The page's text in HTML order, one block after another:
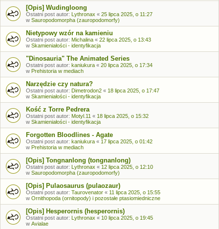
[Opis] Wudingloong
Ostatni post autor: Lythronax « 25 lipca 2025, o 11:27
w Sauropodomorpha (zauropodomorfy)
Nietypowy wzór na kamieniu
Ostatni post autor: Michalina « 22 lipca 2025, o 13:43
w Skamieniałości - identyfikacja
"Dinosauria" The Animated Series
Ostatni post autor: kaniukura « 20 lipca 2025, o 17:34
w Prehistoria w mediach
Narzędzie czy natura?
Ostatni post autor: Dimetrodon2 « 18 lipca 2025, o 17:47
w Skamieniałości - identyfikacja
Kość z Torre Pedrera
Ostatni post autor: Motyl.11 « 18 lipca 2025, o 15:32
w Skamieniałości - identyfikacja
Forgotten Bloodlines - Agate
Ostatni post autor: kaniukura « 17 lipca 2025, o 01:42
w Prehistoria w mediach
[Opis] Tongnanlong (tongnanlong)
Ostatni post autor: Lythronax « 12 lipca 2025, o 12:10
w Sauropodomorpha (zauropodomorfy)
[Opis] Pulaosaurus (pulaozaur)
Ostatni post autor: Taurovenator « 11 lipca 2025, o 15:55
w Ornithopoda (ornitopody) i pozostałe ptasiomiedniczne
[Opis] Hesperornis (hesperornis)
Ostatni post autor: Lythronax « 10 lipca 2025, o 19:45
w Avialae